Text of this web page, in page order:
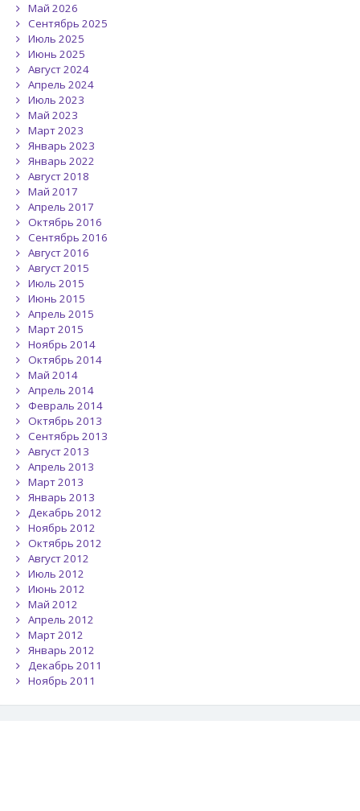
Май 2026
Сентябрь 2025
Июль 2025
Июнь 2025
Август 2024
Апрель 2024
Июль 2023
Май 2023
Март 2023
Январь 2023
Январь 2022
Август 2018
Май 2017
Апрель 2017
Октябрь 2016
Сентябрь 2016
Август 2016
Август 2015
Июль 2015
Июнь 2015
Апрель 2015
Март 2015
Ноябрь 2014
Октябрь 2014
Май 2014
Апрель 2014
Февраль 2014
Октябрь 2013
Сентябрь 2013
Август 2013
Апрель 2013
Март 2013
Январь 2013
Декабрь 2012
Ноябрь 2012
Октябрь 2012
Август 2012
Июль 2012
Июнь 2012
Май 2012
Апрель 2012
Март 2012
Январь 2012
Декабрь 2011
Ноябрь 2011